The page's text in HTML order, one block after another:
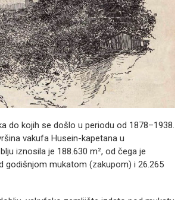
do kojih se došlo u periodu od 1878–1938.
vakufa Husein-kapetana u
iznosila je 188.630 m², od čega je
godišnjom mukatom (zakupom) i 26.265